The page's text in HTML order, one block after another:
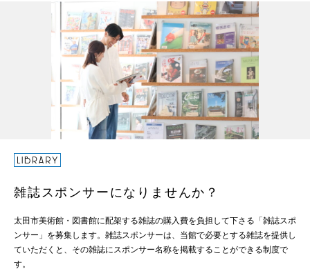
雑誌スポンサーになりませんか？
太田市美術館・図書館に配架する雑誌の購入費を負担して下さる「雑誌スポ
ンサー」を募集します。雑誌スポンサーは、当館で必要とする雑誌を提供し
ていただくと、その雑誌にスポンサー名称を掲載することができる制度で
す。